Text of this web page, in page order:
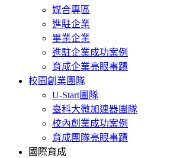
媒合專區
進駐企業
畢業企業
進駐企業成功案例
育成企業亮眼事蹟
校園創業團隊
U-Start團隊
臺科大微加速器團隊
校內創業成功案例
育成團隊亮眼事蹟
國際育成